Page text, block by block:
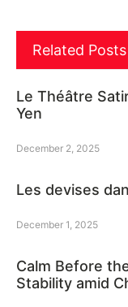
Related Posts
Le Théâtre
Yen
December 2, 2025
Les devises
December 1, 2025
Calm Before
Stability amid